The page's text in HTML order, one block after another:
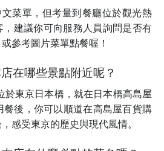
菜單，但考量到餐廳位於觀光熱
建議你可向服務人員詢問是否有
參考圖片菜單點餐喔！
在哪些景點附近呢？
於東京日本橋，就在日本橋高島屋
餐後，你可以順道在高島屋百貨購
感受東京的歷史與現代風情。